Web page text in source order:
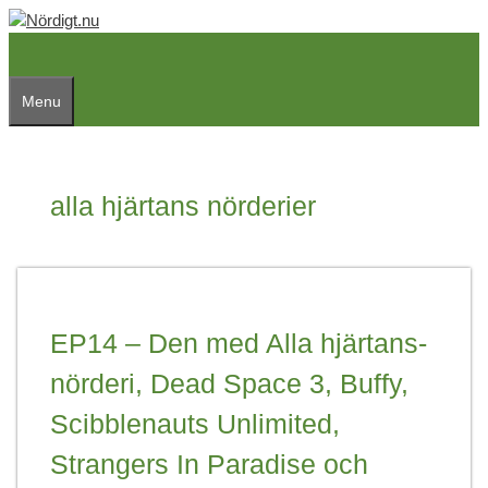
Skip
Menu
alla hjärtans nörderier
EP14 – Den med Alla hjärtans-
nörderi, Dead Space 3, Buffy,
Scibblenauts Unlimited,
Strangers In Paradise och